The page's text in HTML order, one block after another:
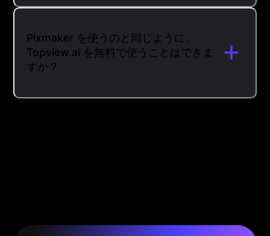
Pixmaker を使うのと同じように、
Topview.ai を無料で使うことはできま
すか？